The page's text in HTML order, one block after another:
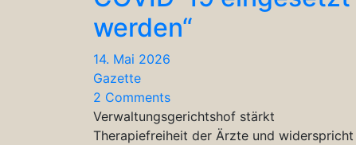
werden“
14. Mai 2026
Gazette
2 Comments
Verwaltungsgerichtshof stärkt
Therapiefreiheit der Ärzte und widerspricht